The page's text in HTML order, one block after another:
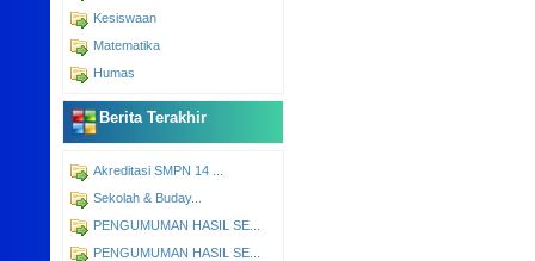
Kesiswaan
Matematika
Humas
Berita Terakhir
Akreditasi SMPN 14 ...
Sekolah & Buday...
PENGUMUMAN HASIL SE...
PENGUMUMAN HASIL SE...